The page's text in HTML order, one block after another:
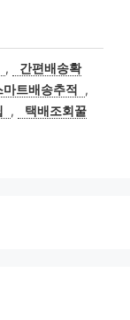
,
간편배송확
마트배송추적
,
,
택배조회꿀